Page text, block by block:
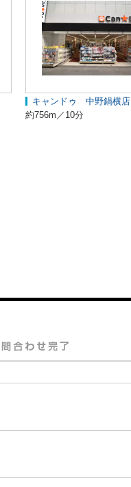
キャンドゥ 中野鍋横店
約756m／10分